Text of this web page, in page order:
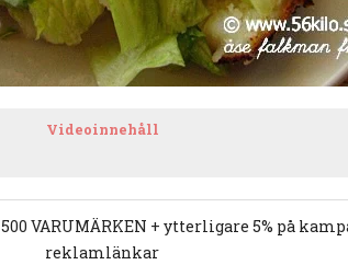
Videoinnehåll
VARUMÄRKEN + ytterligare 5% på
reklamlänkar